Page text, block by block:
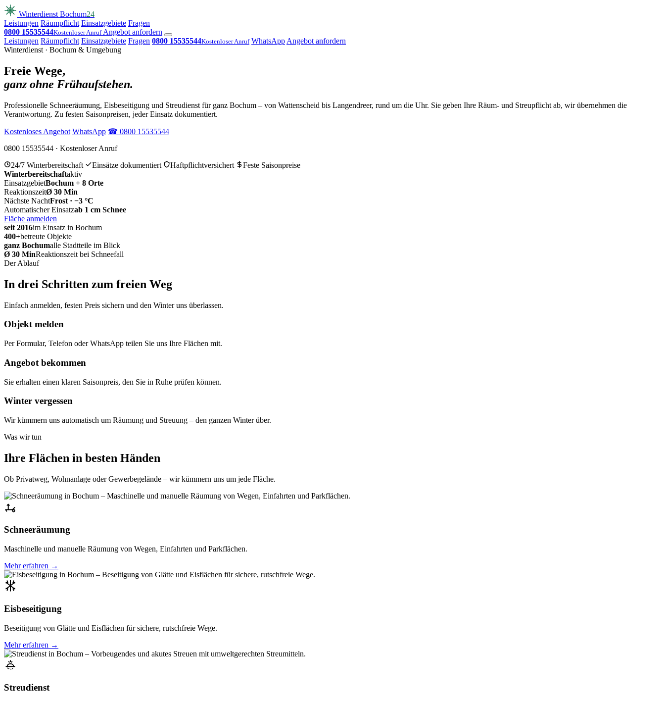
Winterdienst Bochum24
Leistungen Räumpflicht Einsatzgebiete Fragen
0800 15535544Kostenloser Anruf Angebot anfordern
Leistungen Räumpflicht Einsatzgebiete Fragen 0800 15535544Kostenloser Anruf WhatsApp Angebot anfordern
Winterdienst · Bochum & Umgebung
Freie Wege,
ganz ohne Frühaufstehen.
Professionelle Schneeräumung, Eisbeseitigung und Streudienst für ganz Bochum – von Wattenscheid bis Langendreer, rund um die Uhr. Sie geben Ihre Räum- und Streupflicht ab, wir übernehmen die
Verantwortung. Zu festen Saisonpreisen, jeder Einsatz dokumentiert.
Kostenloses Angebot WhatsApp ☎ 0800 15535544
0800 15535544 · Kostenloser Anruf
24/7 Winterbereitschaft
Einsätze dokumentiert Haftpflichtversichert
Feste Saisonpreise
Winterbereitschaftaktiv
EinsatzgebietBochum + 8 Orte
ReaktionszeitØ 30 Min
Nächste NachtFrost · −3 °C
Automatischer Einsatzab 1 cm Schnee
Fläche anmelden
seit 2016im Einsatz in Bochum
400+betreute Objekte
ganz Bochumalle Stadtteile im Blick
Ø 30 MinReaktionszeit bei Schneefall
Der Ablauf
In drei Schritten zum freien Weg
Einfach anmelden, festen Preis sichern und den Winter uns überlassen.
Objekt melden
Per Formular, Telefon oder WhatsApp teilen Sie uns Ihre Flächen mit.
Angebot bekommen
Sie erhalten einen klaren Saisonpreis, den Sie in Ruhe prüfen können.
Winter vergessen
Wir kümmern uns automatisch um Räumung und Streuung – den ganzen Winter über.
Was wir tun
Ihre Flächen in besten Händen
Ob Privatweg, Wohnanlage oder Gewerbegelände – wir kümmern uns um jede Fläche.
Schneeräumung
Maschinelle und manuelle Räumung von Wegen, Einfahrten und Parkflächen.
Mehr erfahren →
Eisbeseitigung
Beseitigung von Glätte und Eisflächen für sichere, rutschfreie Wege.
Mehr erfahren →
Streudienst